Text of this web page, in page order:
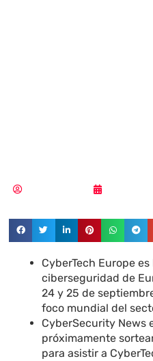
CyberTech Europe
ciberseguridad de
24 y 25 de
foco mundial del
CyberSecurity News
próximamente
para asistir a